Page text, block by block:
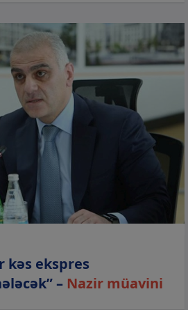
kəs ekspres
– Nazir müavini